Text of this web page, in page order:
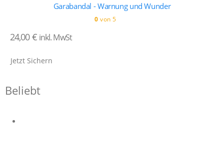
Garabandal - Warnung und Wunder
0 von 5
24,00€ inkl. MwSt
Jetzt Sichern
Beliebt